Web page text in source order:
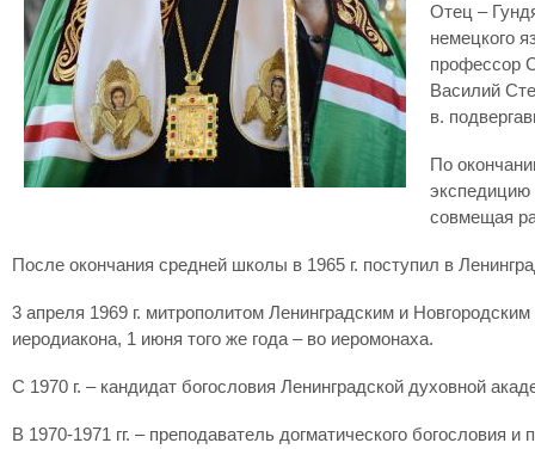
Отец –
немецкого
профессор
Василий
в.
По
экспедицию
совмещая
После окончания средней школы в 1965 г. поступил в
3 апреля 1969 г. митрополитом Ленинградским и
иеродиакона, 1 июня того же года – во иеромонаха.
С 1970 г. – кандидат богословия Ленинградской духовной
В 1970-1971 гг. – преподаватель догматического